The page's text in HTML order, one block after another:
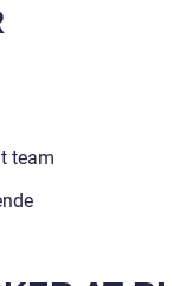
team